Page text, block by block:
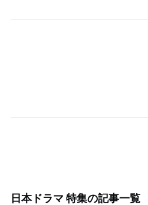
日本ドラマ 特集の記事一覧